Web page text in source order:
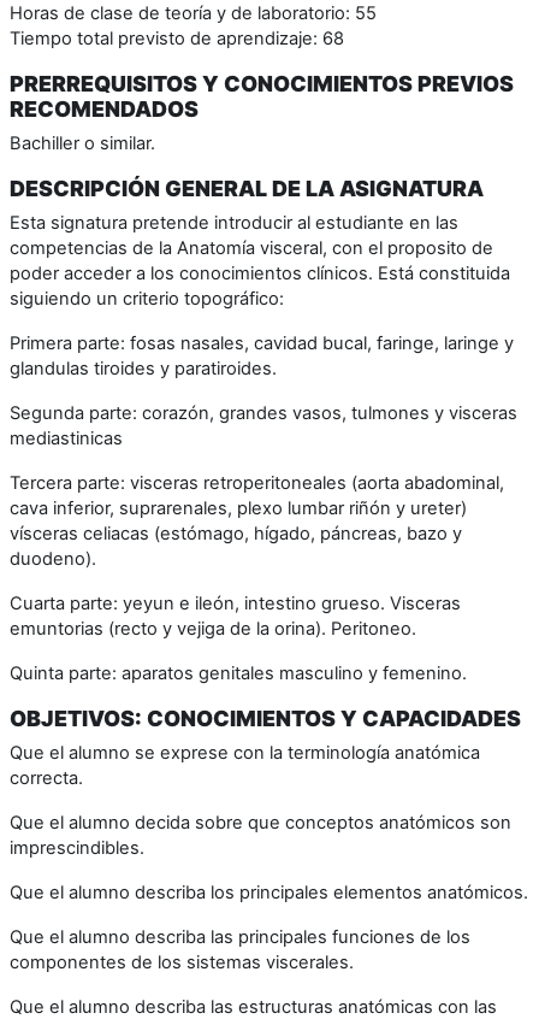
Horas de clase de teoría y de laboratorio: 55
Tiempo total previsto de aprendizaje: 68
PRERREQUISITOS Y CONOCIMIENTOS PREVIOS
RECOMENDADOS
Bachiller o similar.
DESCRIPCIÓN GENERAL DE LA ASIGNATURA
Esta signatura pretende introducir al estudiante en las
competencias de la Anatomía visceral, con el proposito de
poder acceder a los conocimientos clínicos. Está constituida
siguiendo un criterio topográfico:
Primera parte: fosas nasales, cavidad bucal, faringe, laringe y
glandulas tiroides y paratiroides.
Segunda parte: corazón, grandes vasos, tulmones y visceras
mediastinicas
Tercera parte: visceras retroperitoneales (aorta abadominal,
cava inferior, suprarenales, plexo lumbar riñón y ureter)
vísceras celiacas (estómago, hígado, páncreas, bazo y
duodeno).
Cuarta parte: yeyun e ileón, intestino grueso. Visceras
emuntorias (recto y vejiga de la orina). Peritoneo.
Quinta parte: aparatos genitales masculino y femenino.
OBJETIVOS: CONOCIMIENTOS Y CAPACIDADES
Que el alumno se exprese con la terminología anatómica
correcta.
Que el alumno decida sobre que conceptos anatómicos son
imprescindibles.
Que el alumno describa los principales elementos anatómicos.
Que el alumno describa las principales funciones de los
componentes de los sistemas viscerales.
Que el alumno describa las estructuras anatómicas con las